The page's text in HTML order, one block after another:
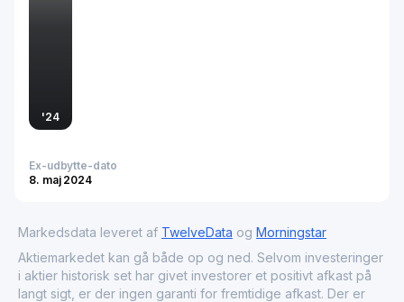
'24
Ex-udbytte-dato
8. maj 2024
Markedsdata leveret af TwelveData og Morningstar
Aktiemarkedet kan gå både op og ned. Selvom investeringer
i aktier historisk set har givet investorer et positivt afkast på
langt sigt, er der ingen garanti for fremtidige afkast. Der er